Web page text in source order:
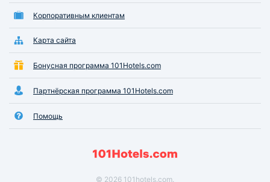
Корпоративным клиентам
Карта сайта
Бонусная программа 101Hotels.com
Партнёрская программа 101Hotels.com
Помощь
© 2026 101hotels.com.